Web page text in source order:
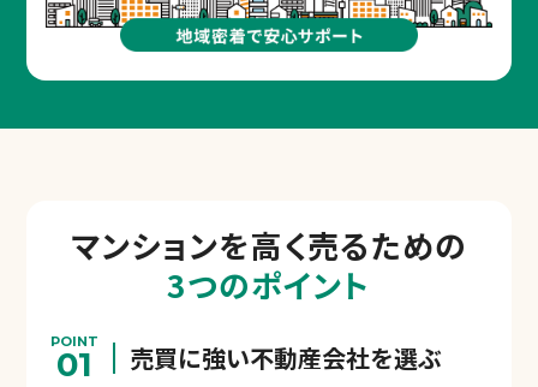
マンションを高く売るための
3つのポイント
POINT
01 売買に強い不動産会社を選ぶ